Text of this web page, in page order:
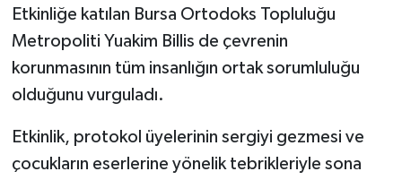
Etkinliğe katılan Bursa Ortodoks Topluluğu
Metropoliti Yuakim Billis de çevrenin
korunmasının tüm insanlığın ortak sorumluluğu
olduğunu vurguladı.
Etkinlik, protokol üyelerinin sergiyi gezmesi ve
çocukların eserlerine yönelik tebrikleriyle sona